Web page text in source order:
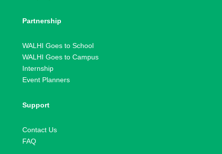
Partnership
WALHI Goes to School
WALHI Goes to Campus
Internship
Event Planners
Support
Contact Us
FAQ